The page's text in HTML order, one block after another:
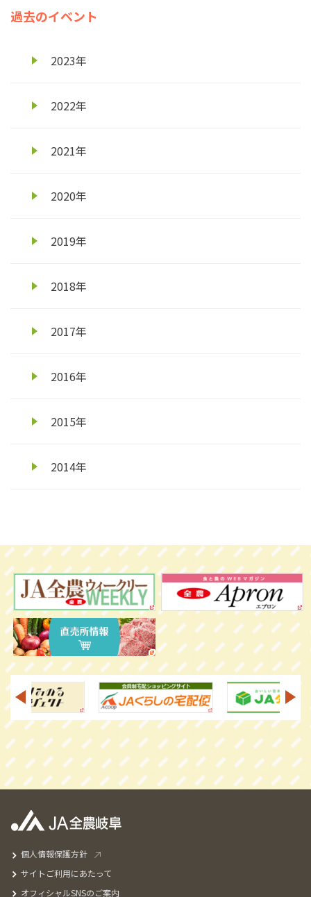
過去のイベント
2023年
2022年
2021年
2020年
2019年
2018年
2017年
2016年
2015年
2014年
個人情報保護方針
サイトご利用にあたって
オフィシャルSNSのご案内